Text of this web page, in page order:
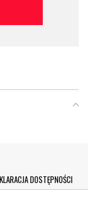
DOSTĘPNOŚCI